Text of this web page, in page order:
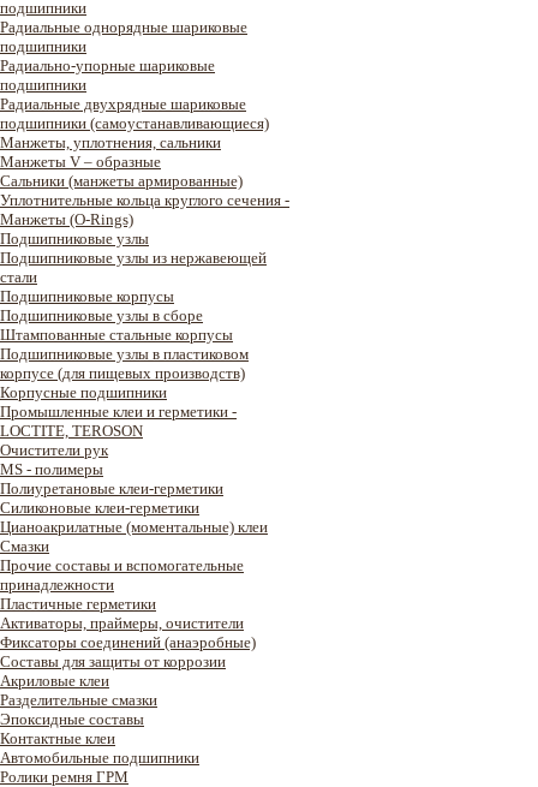
подшипники
Радиальные однорядные шариковые
подшипники
Радиально-упорные шариковые
подшипники
Радиальные двухрядные шариковые
подшипники (самоустанавливающиеся)
Манжеты, уплотнения, сальники
Манжеты V – образные
Сальники (манжеты армированные)
Уплотнительные кольца круглого сечения -
Манжеты (O-Rings)
Подшипниковые узлы
Подшипниковые узлы из нержавеющей
стали
Подшипниковые корпусы
Подшипниковые узлы в сборе
Штампованные стальные корпусы
Подшипниковые узлы в пластиковом
корпусе (для пищевых производств)
Корпусные подшипники
Промышленные клеи и герметики -
LOCTITE, TEROSON
Очистители рук
MS - полимеры
Полиуретановые клеи-герметики
Силиконовые клеи-герметики
Цианоакрилатные (моментальные) клеи
Смазки
Прочие составы и вспомогательные
принадлежности
Пластичные герметики
Активаторы, праймеры, очистители
Фиксаторы соединений (анаэробные)
Составы для защиты от коррозии
Акриловые клеи
Разделительные смазки
Эпоксидные составы
Контактные клеи
Автомобильные подшипники
Ролики ремня ГРМ